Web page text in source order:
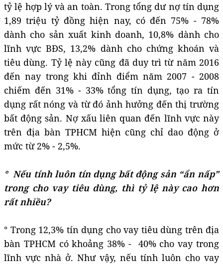
tỷ lệ hợp lý và an toàn. Trong tổng dư nợ tín dụng
1,89 triệu tỷ đồng hiện nay, có đến 75% - 78%
dành cho sản xuất kinh doanh, 10,8% dành cho
lĩnh vực BĐS, 13,2% dành cho chứng khoán và
tiêu dùng. Tỷ lệ này cũng đã duy trì từ năm 2016
đến nay trong khi đỉnh điểm năm 2007 - 2008
chiếm đến 31% - 33% tổng tín dụng, tạo ra tín
dụng rất nóng và từ đó ảnh hưởng đến thị trường
bất động sản. Nợ xấu liên quan đến lĩnh vực này
trên địa bàn TPHCM hiện cũng chỉ dao động ở
mức từ 2% - 2,5%.
° Nếu tính luôn tín dụng bất động sản “ẩn nấp”
trong cho vay tiêu dùng, thì tỷ lệ này cao hơn
rất nhiều?
° Trong 12,3% tín dụng cho vay tiêu dùng trên địa
bàn TPHCM có khoảng 38% - 40% cho vay trong
lĩnh vực nhà ở. Như vậy, nếu tính luôn cho vay